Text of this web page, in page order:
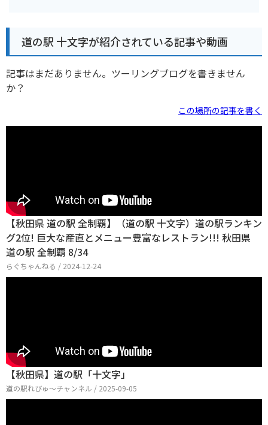
道の駅 十文字が紹介されている記事や動画
記事はまだありません。ツーリングブログを書きません
か？
この場所の記事を書く
【秋田県 道の駅 全制覇】（道の駅 十文字）道の駅ランキン
グ2位! 巨大な産直とメニュー豊富なレストラン!!! 秋田県
道の駅 全制覇 8/34
らぐちゃんねる / 2024-12-24
【秋田県】道の駅「十文字」
道の駅れびゅ〜チャンネル / 2025-09-05